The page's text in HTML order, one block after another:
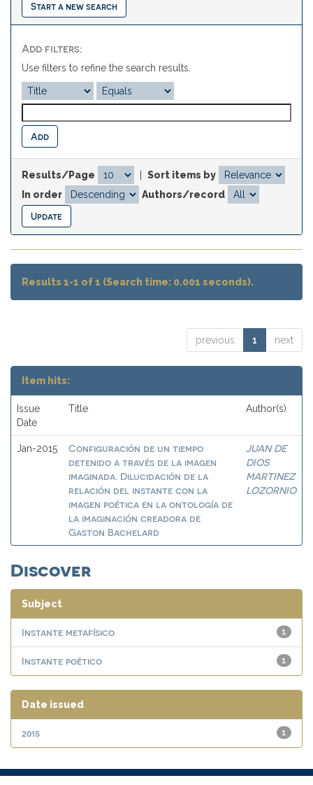
Start a new search
Add filters:
Use filters to refine the search results.
Results/Page
Sort items by
In order
Authors/record
Results 1-1 of 1 (Search time: 0.001 seconds).
previous 1 next
Item hits:
Issue
Date
Title Author(s)
Jan-2015
Configuración de un tiempo
detenido a través de la imagen
imaginada. Dilucidación de la
relación del instante con la
imagen poética en la ontología de
la imaginación creadora de
Gaston Bachelard
JUAN DE
DIOS
MARTINEZ
LOZORNIO
Discover
Subject
1
Instante metafísico
1
Instante poético
Date issued
1
2015